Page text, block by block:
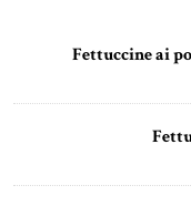
Fettuccine ai